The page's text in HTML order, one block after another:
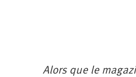
Alors que le